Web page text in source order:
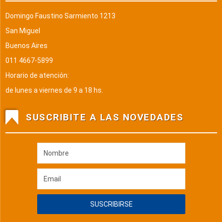
Domingo Faustino Sarmiento 1213
San Miguel
Buenos Aires
011 4667-5899
Horario de atención:
de lunes a viernes de 9 a 18 hs.
SUSCRIBITE A LAS NOVEDADES